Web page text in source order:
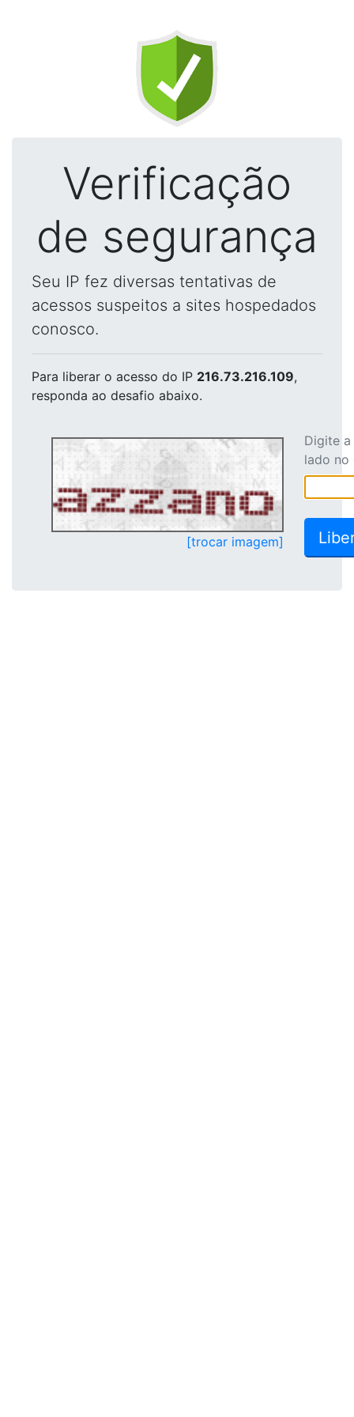
Verificação
de segurança
Seu IP fez diversas tentativas de
acessos suspeitos a sites hospedados
conosco.
Para liberar o acesso do IP 216.73.216.109,
responda ao desafio abaixo.
[trocar imagem]
Digite
lado no